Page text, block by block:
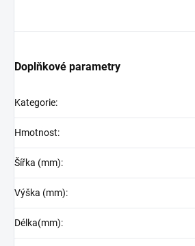
Doplňkové parametry
Kategorie:
Hmotnost:
Šířka (mm):
Výška (mm):
Délka(mm):